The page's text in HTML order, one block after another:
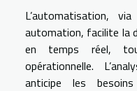
L’automatisation,
automation, facilite la
en temps réel,
opérationnelle.
anticipe les